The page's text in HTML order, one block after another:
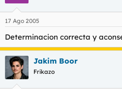
17 Ago 2005
Determinacion correcta y
Jakim Boor
Frikazo